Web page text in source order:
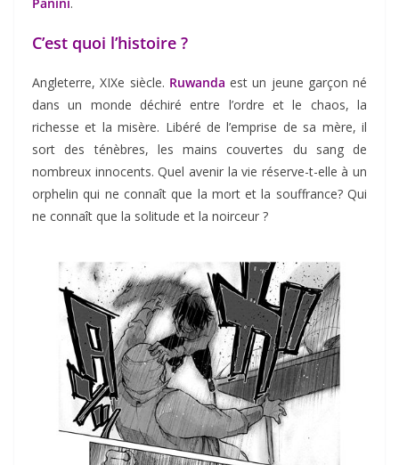
C’est quoi l’histoire ?
Angleterre, XIXe siècle. Ruwanda est un jeune garçon né
dans un monde déchiré entre l’ordre et le chaos, la
richesse et la misère. Libéré de l’emprise de sa mère, il
sort des ténèbres, les mains couvertes du sang de
nombreux innocents. Quel avenir la vie réserve-t-elle à un
orphelin qui ne connaît que la mort et la souffrance? Qui
ne connaît que la solitude et la noirceur ?